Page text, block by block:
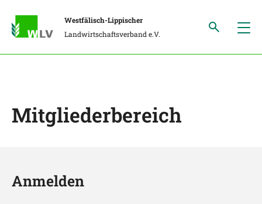
Westfälisch-Lippischer
Landwirtschaftsverband e.V.
Mitgliederbereich
Anmelden